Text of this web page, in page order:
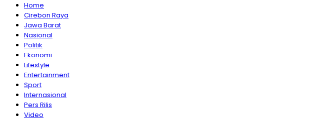
Home
Cirebon Raya
Jawa Barat
Nasional
Politik
Ekonomi
Lifestyle
Entertainment
Sport
Internasional
Pers Rilis
Video